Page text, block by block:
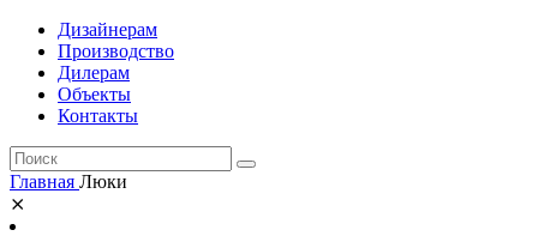
Дизайнерам
Производство
Дилерам
Объекты
Контакты
Главная Люки
⨯